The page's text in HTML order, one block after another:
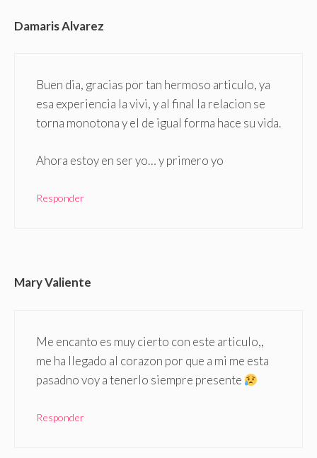
Damaris Alvarez
Buen dia, gracias por tan hermoso articulo, ya
esa experiencia la vivi, y al final la relacion se
torna monotona y el de igual forma hace su vida.
Ahora estoy en ser yo… y primero yo
Responder
Mary Valiente
Me encanto es muy cierto con este articulo,,
me ha llegado al corazon por que a mi me esta
pasadno voy a tenerlo siempre presente
Responder